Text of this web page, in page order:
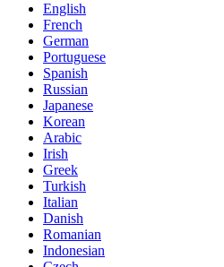
English
French
German
Portuguese
Spanish
Russian
Japanese
Korean
Arabic
Irish
Greek
Turkish
Italian
Danish
Romanian
Indonesian